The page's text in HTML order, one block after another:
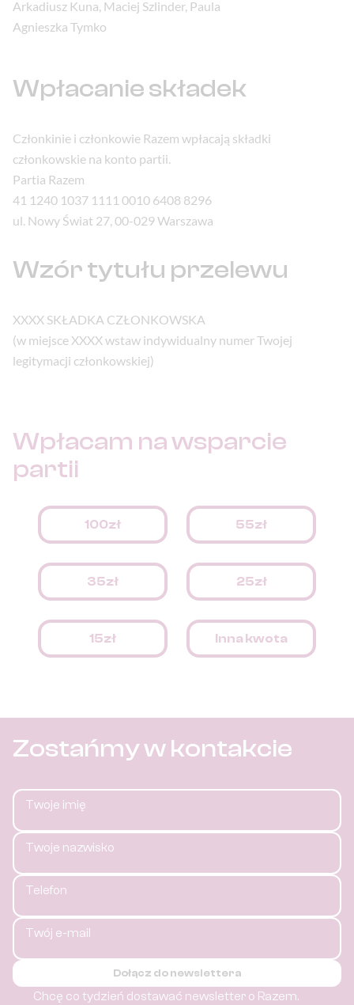
Arkadiusz Kuna, Maciej Szlinder, Paula
Agnieszka Tymko
Wpłacanie składek
Członkinie i członkowie Razem wpłacają składki
członkowskie na konto partii.
Partia Razem
41 1240 1037 1111 0010 6408 8296
ul. Nowy Świat 27, 00-029 Warszawa
Wzór tytułu przelewu
XXXX SKŁADKA CZŁONKOWSKA
(w miejsce XXXX wstaw indywidualny numer Twojej
legitymacji członkowskiej)
Wpłacam nawsparcie
partii
100zł 55zł
35zł 25zł
15zł Inna kwota
Zostańmy w kontakcie
Twoje imię
Twoje nazwisko
Telefon
Twój e-mail
Dołącz do newslettera
Chcę co tydzień dostawać newsletter o Razem.